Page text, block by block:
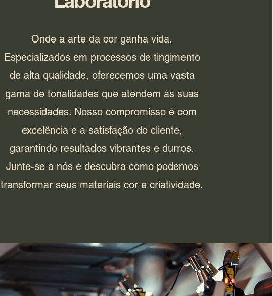
Onde a arte da cor ganha vida.
Especializados em processos de tingimento
de alta qualidade, oferecemos uma vasta
gama de tonalidades que atendem às suas
necessidades. Nosso compromisso é com
excelência e a satisfação do cliente,
garantindo resultados vibrantes e durros.
Junte-se a nós e descubra como podemos
transformar seus materiais cor e criatividade.